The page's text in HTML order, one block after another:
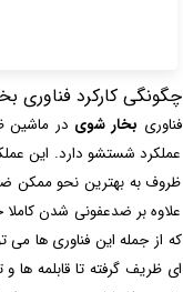
چگونگی کارکرد فناوری
فناوری بخار شوی
عملکرد شستشو دارد. این
ظروف به بهترین نحو ممکن
علاوه بر ضدعفونی شدن